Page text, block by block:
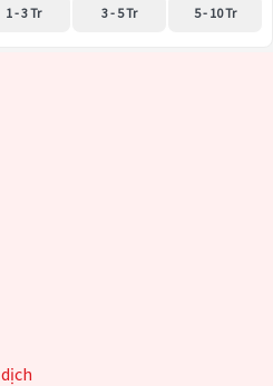
1 - 3 Tr 3 - 5 Tr 5 - 10 Tr